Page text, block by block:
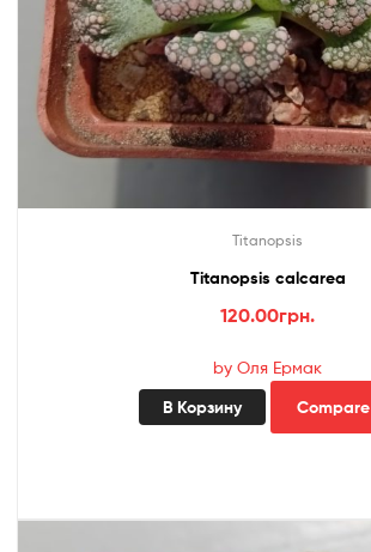
Titanopsis
Titanopsis calcarea
120.00грн.
by Оля Ермак
В Корзину Compare